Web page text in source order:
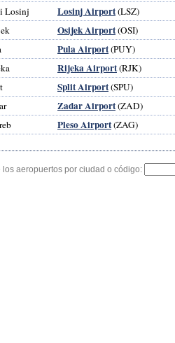
Losinj
Losinj Airport(LSZ)
Osijek Airport(OSI)
Pula Airport(PUY)
Rijeka Airport(RJK)
Split Airport(SPU)
Zadar Airport(ZAD)
Pleso Airport(ZAG)
los aeropuertos por ciudad o código: